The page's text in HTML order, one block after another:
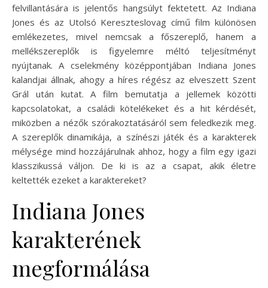
felvillantására is jelentős hangsúlyt fektetett. Az Indiana
Jones és az Utolsó Kereszteslovag című film különösen
emlékezetes, mivel nemcsak a főszereplő, hanem a
mellékszereplők is figyelemre méltó teljesítményt
nyújtanak. A cselekmény középpontjában Indiana Jones
kalandjai állnak, ahogy a híres régész az elveszett Szent
Grál után kutat. A film bemutatja a jellemek közötti
kapcsolatokat, a családi kötelékeket és a hit kérdését,
miközben a nézők szórakoztatásáról sem feledkezik meg.
A szereplők dinamikája, a színészi játék és a karakterek
mélysége mind hozzájárulnak ahhoz, hogy a film egy igazi
klasszikussá váljon. De ki is az a csapat, akik életre
keltették ezeket a karaktereket?
Indiana Jones
karakterének
megformálása